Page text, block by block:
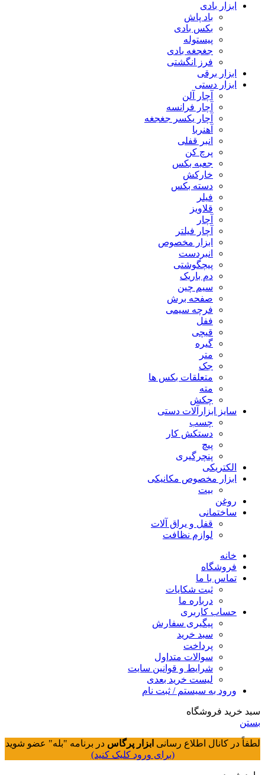
ابزار بادی
باد پاش
بکس بادی
پیستوله
جغجغه بادی
فرز انگشتی
ابزار برقی
ابزار دستی
آچار آلن
آچار فرانسه
آچار یکسر جغجغه
آهنربا
انبر قفلی
پرچ کن
جعبه بکس
خارکش
دسته بکس
فیلر
قلاویز
آچار
آچار فیلتر
ابزار مخصوص
انبردست
پیچگوشتی
دم باریک
سیم چین
صفحه برش
فرچه سیمی
ففل
قیچی
گیره
متر
جک
متعلقات بکس ها
مته
چکش
سایز ابزارآلات دستی
چسب
دستکش کار
پیچ
پنچرگیری
الکتریکی
ابزار مخصوص مکانیکی
بیت
روغن
ساختمانی
قفل و یراق آلات
لوازم نظافت
خانه
فروشگاه
تماس با ما
ثبت شکایات
درباره ما
حساب کاربری
پیگیری سفارش
سبد خرید
پرداخت
سوالات متداول
شرایط و قوانین سایت
لیست خرید بعدی
ورود به سیستم / ثبت نام
سبد خرید فروشگاه
بستن
لطفاً در کانال اطلاع رسانی ابزار پرگاس در برنامه "بله" عضو شوید
(برای ورود کلیک کنید)